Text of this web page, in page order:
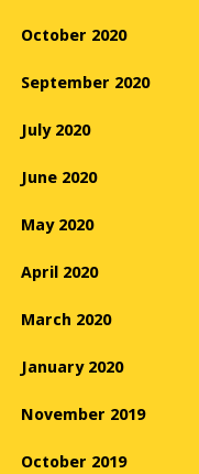
October 2020
September 2020
July 2020
June 2020
May 2020
April 2020
March 2020
January 2020
November 2019
October 2019